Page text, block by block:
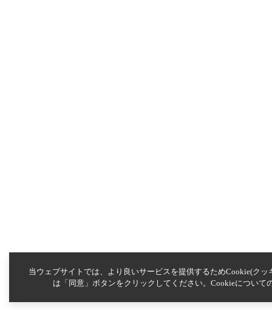
当ウェブサイトでは、より良いサービスを提供するためCookie(ク
は「同意」ボタンをクリックしてください。Cookieについて